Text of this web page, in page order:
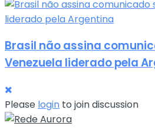
Brasil não assina
Venezuela liderado pela
Please login to join discussion